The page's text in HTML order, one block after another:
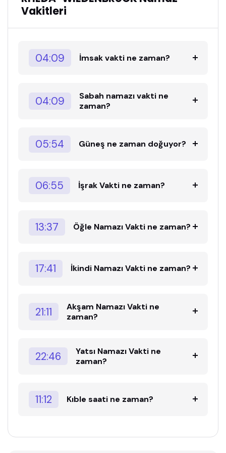
Vakitleri
04:09 İmsak vakti ne zaman?
04:09
Sabah namazı vakti ne
zaman?
05:54 Güneş ne zaman doğuyor?
06:55 İşrak Vakti ne zaman?
13:37 Öğle Namazı Vakti ne zaman?
17:41 İkindi Namazı Vakti ne zaman?
21:11
Akşam Namazı Vakti ne
zaman?
22:46
Yatsı Namazı Vakti ne
zaman?
11:12 Kıble saati ne zaman?